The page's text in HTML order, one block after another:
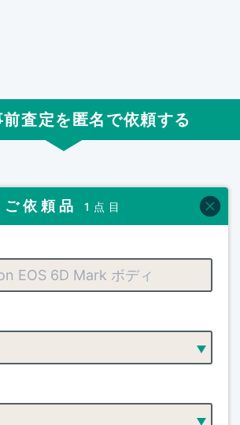
査定を匿名で依頼する
ご依頼品 1点目